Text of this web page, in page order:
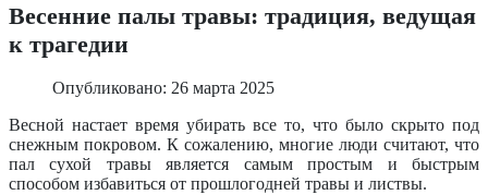
Весенние палы травы: традиция, ведущая
к трагедии
Опубликовано: 26 марта 2025
Весной настает время убирать все то, что было скрыто под
снежным покровом. К сожалению, многие люди считают, что
пал сухой травы является самым простым и быстрым
способом избавиться от прошлогодней травы и листвы.